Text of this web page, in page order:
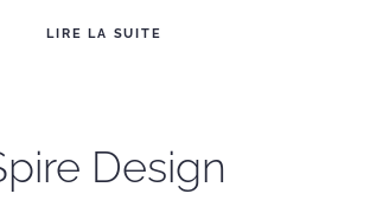
LIRE LA SUITE
Design